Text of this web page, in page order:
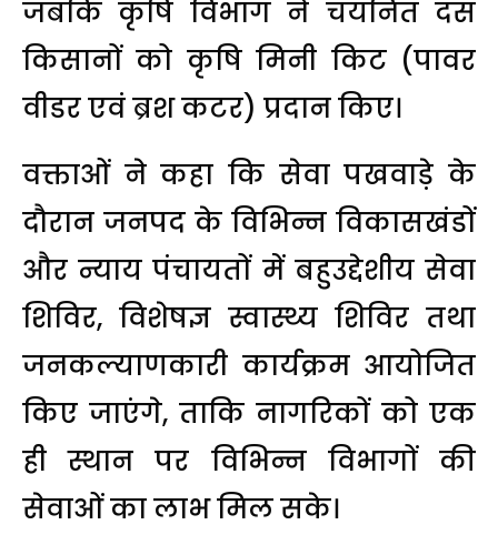
जबकि कृषि विभाग ने चयनित दस
किसानों को कृषि मिनी किट (पावर
वीडर एवं ब्रश कटर) प्रदान किए।
वक्ताओं ने कहा कि सेवा पखवाड़े के
दौरान जनपद के विभिन्न विकासखंडों
और न्याय पंचायतों में बहुउद्देशीय सेवा
शिविर, विशेषज्ञ स्वास्थ्य शिविर तथा
जनकल्याणकारी कार्यक्रम आयोजित
किए जाएंगे, ताकि नागरिकों को एक
ही स्थान पर विभिन्न विभागों की
सेवाओं का लाभ मिल सके।